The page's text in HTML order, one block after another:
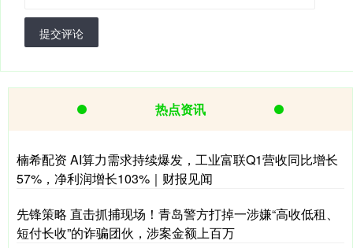
提交评论
热点资讯
楠希配资 AI算力需求持续爆发，工业富联Q1营收同比增长
57%，净利润增长103%｜财报见闻
先锋策略 直击抓捕现场！青岛警方打掉一涉嫌“高收低租、
短付长收”的诈骗团伙，涉案金额上百万